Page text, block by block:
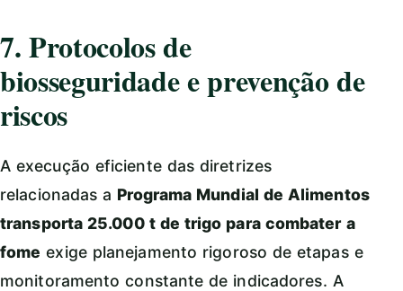
7. Protocolos de
biosseguridade e prevenção de
riscos
A execução eficiente das diretrizes
relacionadas a Programa Mundial de Alimentos
transporta 25.000 t de trigo para combater a
fome exige planejamento rigoroso de etapas e
monitoramento constante de indicadores. A